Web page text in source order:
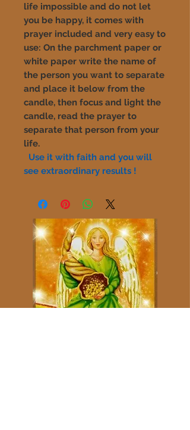
life impossible and do not let
you be happy, it comes with
prayer included and very easy to
use: On the parchment paper or
white paper write the name of
the person you want to separate
and place it below from the
candle, then focus and light the
candle, read the prayer to
separate that person from your
life.
Use it with faith and you will
see extraordinary results !